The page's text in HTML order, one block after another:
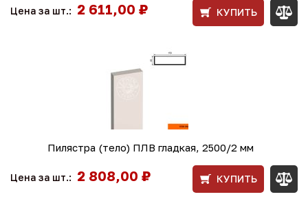
Цена за шт.: 2 611,00 ₽ КУПИТЬ
Пилястра (тело) ПЛВ гладкая, 2500/2 мм
Цена за шт.: 2 808,00 ₽ КУПИТЬ